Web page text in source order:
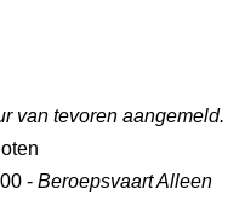
van tevoren aangemeld.
- Beroepsvaart Alleen